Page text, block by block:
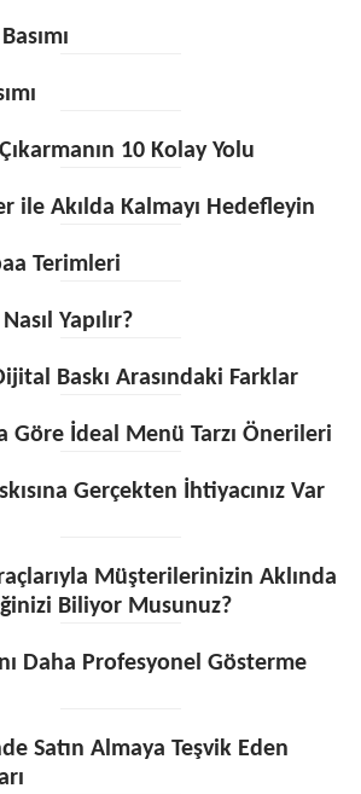
10 Kolay Yolu
ile Akılda Kalmayı Hedefleyin
Terimleri
Yapılır?
Baskı Arasındaki Farklar
Göre İdeal Menü Tarzı Önerileri
Gerçekten İhtiyacınız Var
Müşterilerinizin Aklında
Biliyor Musunuz?
Daha Profesyonel Gösterme
Satın Almaya Teşvik Eden